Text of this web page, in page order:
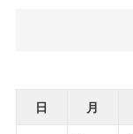
日
月